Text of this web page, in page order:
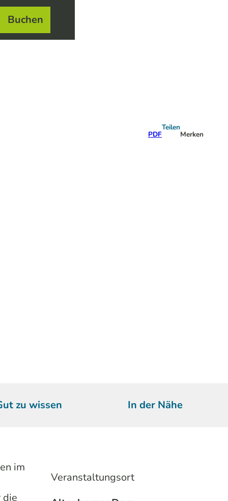
Buchen
PDF
Teilen
Merken
zu wissen In der Nähe
im
die
Veranstaltungsort